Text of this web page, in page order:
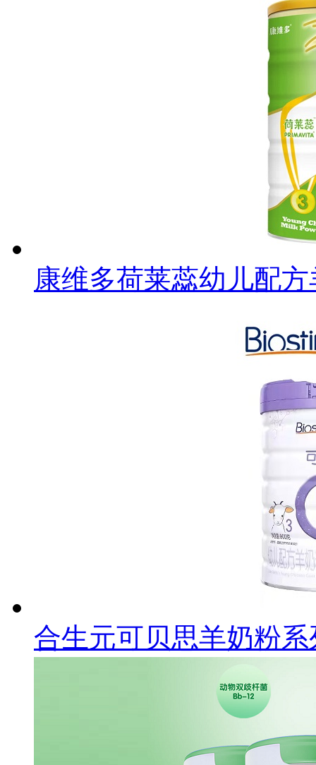
康维多荷莱蕊幼儿配
合生元可贝思羊奶粉系